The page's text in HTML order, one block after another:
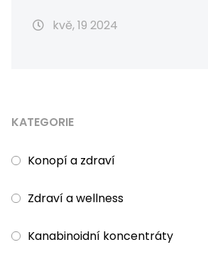
kvě, 19 2024
KATEGORIE
Konopí a zdraví
Zdraví a wellness
Kanabinoidní koncentráty